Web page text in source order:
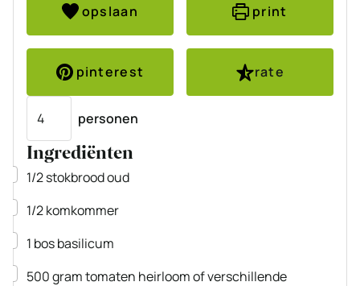
opslaan print
pinterest
rate
personen
Ingrediënten
▢
1/2stokbroodoud
▢
1/2komkommer
▢
1 bosbasilicum
▢
500gramtomaten heirloom of verschillende